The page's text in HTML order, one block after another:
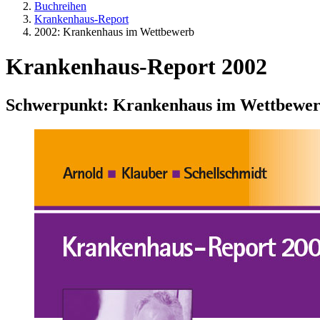
Buchreihen
Krankenhaus-Report
2002: Krankenhaus im Wettbewerb
Krankenhaus-Report 2002
Schwerpunkt: Krankenhaus im